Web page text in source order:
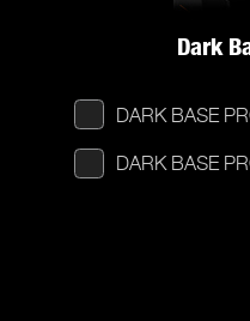
Dark
DARK BASE
DARK BASE